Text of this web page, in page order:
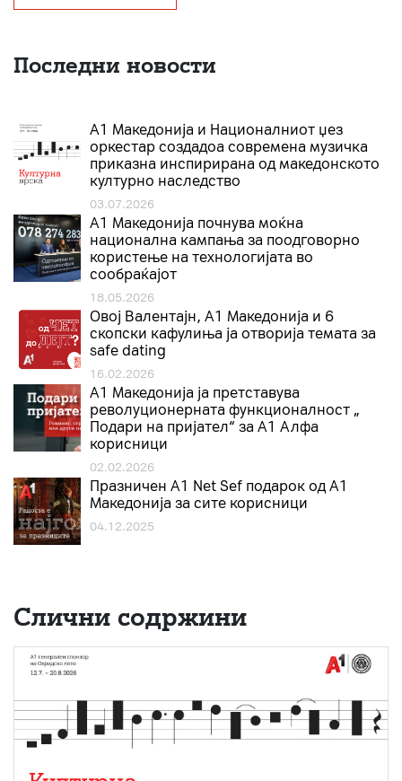
Последни новости
А1 Македонија и Националниот џез
оркестар создадоа современа музичка
приказна инспирирана од македонското
културно наследство
03.07.2026
A1 Македонија почнува моќна
национална кампања за поодговорно
користење на технологијата во
сообраќајот
18.05.2026
Овој Валентајн, A1 Македонија и 6
скопски кафулиња ја отворија темата за
safe dating
16.02.2026
А1 Македонија ја претставува
револуционерната функционалност „
Подари на пријател“ за А1 Алфа
корисници
02.02.2026
Празничен A1 Net Sеf подарок од А1
Македонија за сите корисници
04.12.2025
Слични содржини